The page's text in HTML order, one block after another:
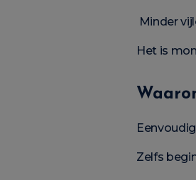
Minder
Het is
Zelfs